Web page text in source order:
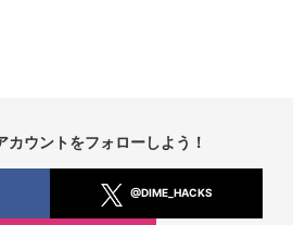
カウントをフォローしよう！
@DIME_HACKS